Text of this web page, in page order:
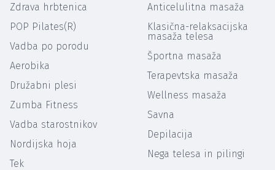
Zdrava hrbtenica
POP Pilates(R)
Vadba po porodu
Aerobika
Družabni plesi
Zumba Fitness
Vadba starostnikov
Nordijska hoja
Tek
Anticelulitna masaža
Klasična-relaksacijska
masaža telesa
Športna masaža
Terapevtska masaža
Wellness masaža
Savna
Depilacija
Nega telesa in pilingi